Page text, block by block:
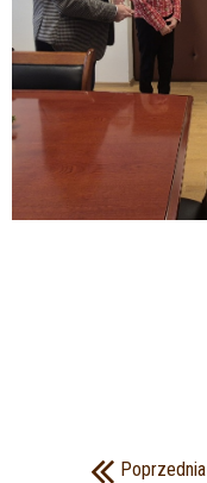
Poprzednia